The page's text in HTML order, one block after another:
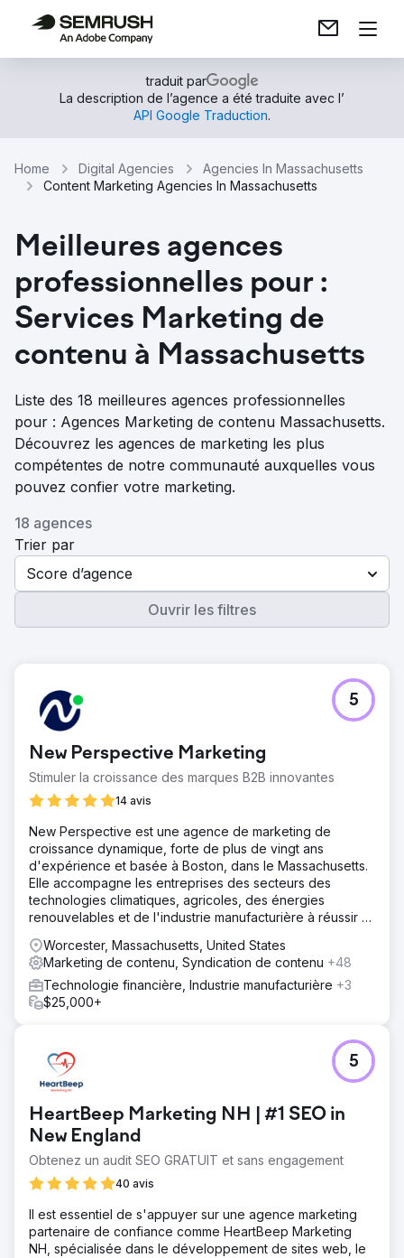
traduit par
La description de l’agence a été traduite avec l’
API Google Traduction.
Home Digital Agencies
Agencies In Massachusetts
Content Marketing Agencies In Massachusetts
Meilleures agences
professionnelles pour :
Services Marketing de
contenu à Massachusetts
Liste des 18 meilleures agences professionnelles
pour : Agences Marketing de contenu Massachusetts.
Découvrez les agences de marketing les plus
compétentes de notre communauté auxquelles vous
pouvez confier votre marketing.
18 agences
Trier par
Score d’agence
Ouvrir les filtres
New Perspective Marketing
Stimuler la croissance des marques B2B innovantes
14 avis
5
New Perspective est une agence de marketing de
croissance dynamique, forte de plus de vingt ans
d'expérience et basée à Boston, dans le Massachusetts.
Elle accompagne les entreprises des secteurs des
technologies climatiques, agricoles, des énergies
renouvelables et de l'industrie manufacturière à réussir à
Worcester, Massachusetts, United States
Marketing de contenu, Syndication de contenu +48
Technologie financière, Industrie manufacturière +3
$25,000+
HeartBeep Marketing NH | #1 SEO in
New England
Obtenez un audit SEO GRATUIT et sans engagement
40 avis
5
Il est essentiel de s'appuyer sur une agence marketing
partenaire de confiance comme HeartBeep Marketing
NH, spécialisée dans le développement de sites web, le